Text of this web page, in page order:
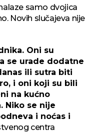
samo dvojica
Novih slučajeva nije
Oni su
se urade dodatne
ili sutra biti
i oni koji su bili
na kućno
Niko se nije
i noćas i
centra